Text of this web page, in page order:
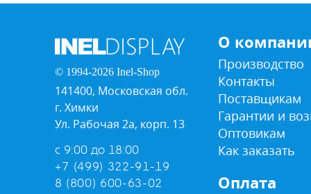
© 1994-2026 Inel-Shop
141400, Московская обл.
г. Химки
Ул. Рабочая 2а, корп. 13
с 9:00 до 18:00
+7 (499) 322-91-19
8 (800) 600-63-02
О
Производство
Контакты
Поставщикам
Гарантии и
Оптовикам
Как заказать
Оплата